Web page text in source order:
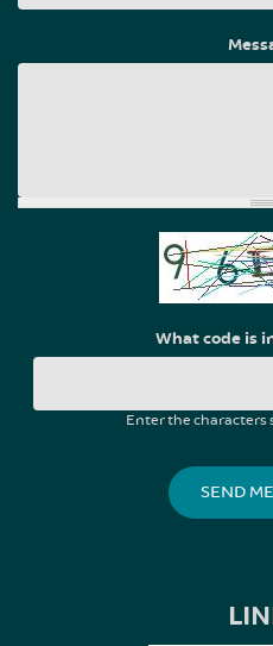
What code is
Enter the characters